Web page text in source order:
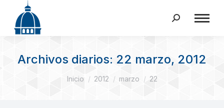
Buscar:
Archivos diarios: 22 marzo, 2012
Estás aquí:
Inicio 2012 marzo 22